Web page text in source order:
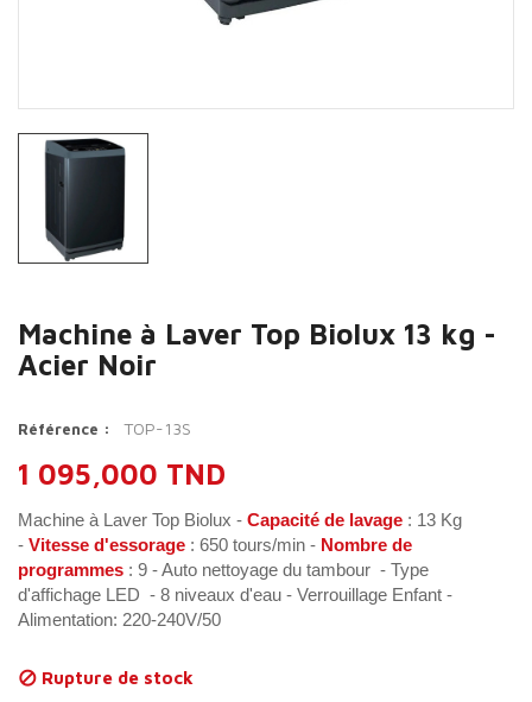
Machine à Laver Top Biolux 13 kg -
Acier Noir
Référence : TOP-13S
1 095,000 TND
Machine à Laver Top Biolux - Capacité de lavage : 13 Kg
- Vitesse d'essorage : 650 tours/min - Nombre de
programmes : 9 - Auto nettoyage du tambour - Type
d'affichage LED - 8 niveaux d'eau - Verrouillage Enfant -
Alimentation: 220-240V/50
 Rupture de stock